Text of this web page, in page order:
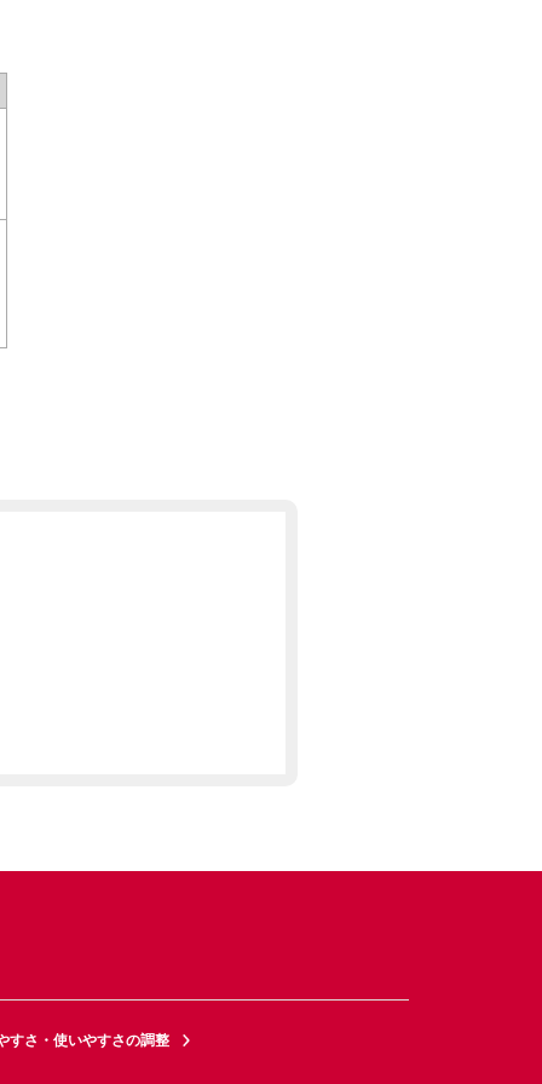
すさ・使いやすさの調整